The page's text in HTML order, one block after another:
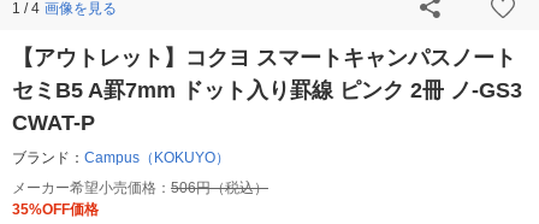
1 / 4 画像を見る
【アウトレット】コクヨ スマートキャンパスノート
セミB5 A罫7mm ドット入り罫線 ピンク 2冊 ノ-GS3
CWAT-P
ブランド： Campus（KOKUYO）
メーカー希望小売価格： 506円（税込）
35%OFF価格